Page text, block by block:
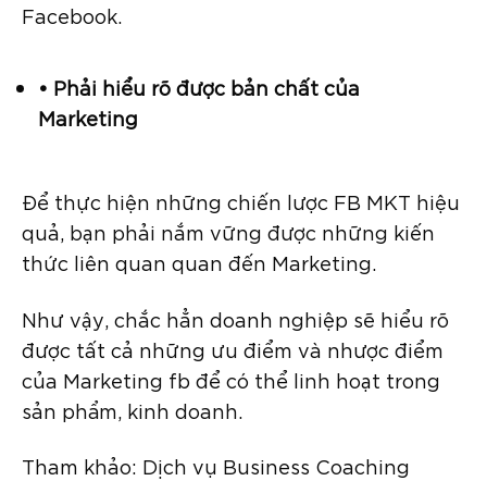
Facebook.
• Phải hiểu rõ được bản chất của
Marketing
Để thực hiện những chiến lược FB MKT hiệu
quả, bạn phải nắm vững được những kiến
thức liên quan quan đến Marketing.
Như vậy, chắc hẳn doanh nghiệp sẽ hiểu rõ
được tất cả những ưu điểm và nhược điểm
của Marketing fb để có thể linh hoạt trong
sản phẩm, kinh doanh.
Tham khảo: Dịch vụ Business Coaching